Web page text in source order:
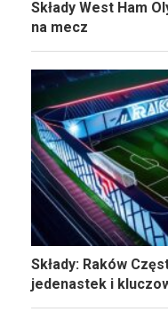
Składy West Ham
na mecz
Składy: Raków
jedenastek i